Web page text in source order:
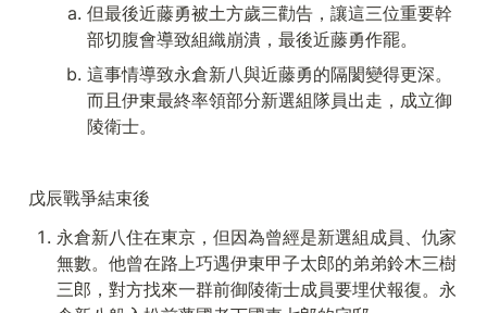
但最後近藤勇被土方歲三勸告，讓這三位重要幹
部切腹會導致組織崩潰，最後近藤勇作罷。
這事情導致永倉新八與近藤勇的隔閡變得更深。
而且伊東最終率領部分新選組隊員出走，成立御
陵衛士。
戊辰戰爭結束後
永倉新八住在東京，但因為曾經是新選組成員、仇家
無數。他曾在路上巧遇伊東甲子太郎的弟弟鈴木三樹
三郎，對方找來一群前御陵衛士成員要埋伏報復。永